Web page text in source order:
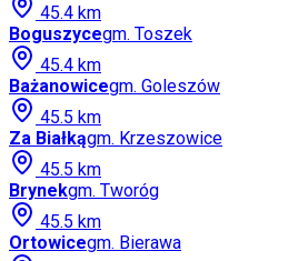
45.4 km
Boguszycegm. Toszek
45.4 km
Bażanowicegm. Goleszów
45.5 km
Za Białkągm. Krzeszowice
45.5 km
Brynekgm. Tworóg
45.5 km
Ortowicegm. Bierawa